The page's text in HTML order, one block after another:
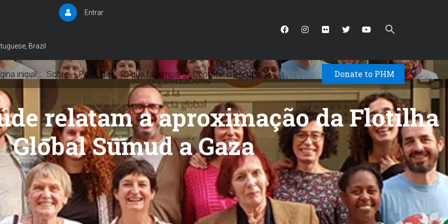
Brazil
User
Entrar
inicial Sobre Participe▾ O que fazemos▾ Contato Recursos▾ Donate to PHM
relatam a aproximação da Flotilha
Global Sumud a Gaza